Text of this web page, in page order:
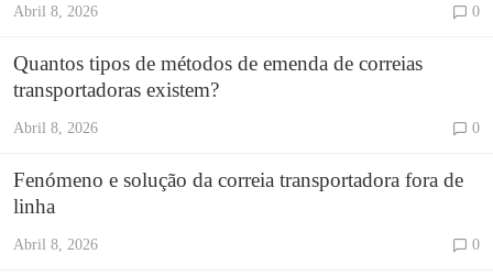
Abril 8, 2026 0
Quantos tipos de métodos de emenda de correias
transportadoras existem?
Abril 8, 2026 0
Fenómeno e solução da correia transportadora fora de
linha
Abril 8, 2026 0